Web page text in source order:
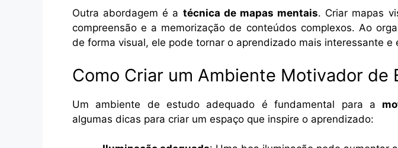
Outra abordagem é a técnica de mapas mentais. Criar mapas
compreensão e a memorização de conteúdos complexos. Ao
de forma visual, ele pode tornar o aprendizado mais interessante e
Como Criar um Ambiente Motivador de
Um ambiente de estudo adequado é fundamental para a
algumas dicas para criar um espaço que inspire o aprendizado: